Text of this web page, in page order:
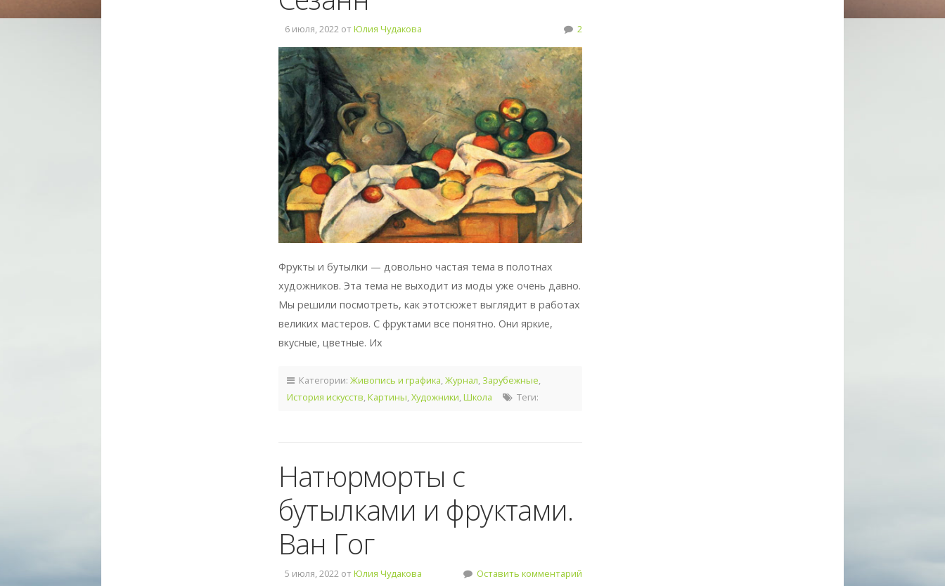
6 июля, 2022 от Юлия Чудакова 2
Фрукты и бутылки — довольно частая тема в полотнах
художников. Эта тема не выходит из моды уже очень давно.
Мы решили посмотреть, как этотсюжет выглядит в работах
великих мастеров. С фруктами все понятно. Они яркие,
вкусные, цветные. Их
Категории: Живопись и графика,Журнал, Зарубежные,
История искусств,Картины,Художники,Школа Теги:
Натюрморты с
бутылками и фруктами.
Ван Гог
5 июля, 2022 от Юлия Чудакова Оставить комментарий